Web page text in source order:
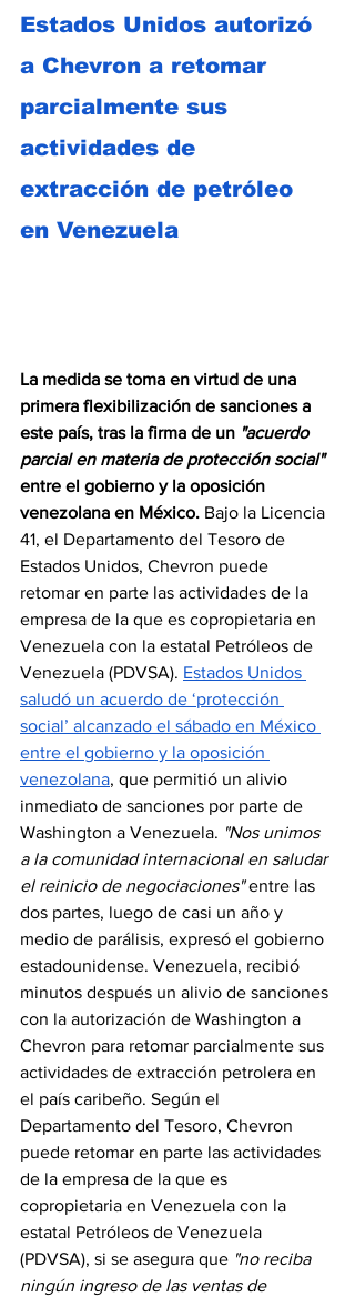
Estados Unidos autorizó
a Chevron a retomar
parcialmente sus
actividades de
extracción de petróleo
en Venezuela
La medida se toma en virtud de una
primera flexibilización de sanciones a
este país, tras la firma de un "acuerdo
parcial en materia de protección social"
entre el gobierno y la oposición
venezolana en México. Bajo la Licencia
41, el Departamento del Tesoro de
Estados Unidos, Chevron puede
retomar en parte las actividades de la
empresa de la que es copropietaria en
Venezuela con la estatal Petróleos de
Venezuela (PDVSA). Estados Unidos
saludó un acuerdo de ‘protección
social’ alcanzado el sábado en México
entre el gobierno y la oposición
venezolana, que permitió un alivio
inmediato de sanciones por parte de
Washington a Venezuela. "Nos unimos
a la comunidad internacional en saludar
el reinicio de negociaciones" entre las
dos partes, luego de casi un año y
medio de parálisis, expresó el gobierno
estadounidense. Venezuela, recibió
minutos después un alivio de sanciones
con la autorización de Washington a
Chevron para retomar parcialmente sus
actividades de extracción petrolera en
el país caribeño. Según el
Departamento del Tesoro, Chevron
puede retomar en parte las actividades
de la empresa de la que es
copropietaria en Venezuela con la
estatal Petróleos de Venezuela
(PDVSA), si se asegura que "no reciba
ningún ingreso de las ventas de